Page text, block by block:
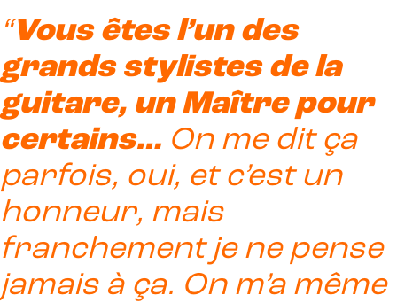
“Vous êtes l’un des
grands stylistes de la
guitare, un Maître pour
certains… On me dit ça
parfois, oui, et c’est un
honneur, mais
franchement je ne pense
jamais à ça. On m’a même